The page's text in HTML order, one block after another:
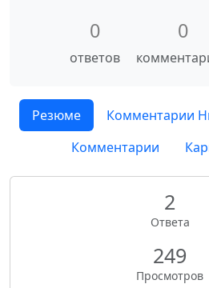
0
ответов
0
Резюме
Комментарии
Комментарии
2
Ответа
249
Просмотров